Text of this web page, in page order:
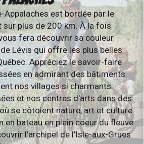
Appalaches est bordée par le
sur plus de 200 km. À la fois
fera découvrir sa couleur
Lévis qui offre les plus belles
Appréciez le savoir-faire
en admirant des bâtiments
nos villages si charmants.
et nos centres d'arts dans des
se côtoient nature, art et culture.
en bateau en plein coeur du fleuve
l'archipel de l'Isle-aux-Grues